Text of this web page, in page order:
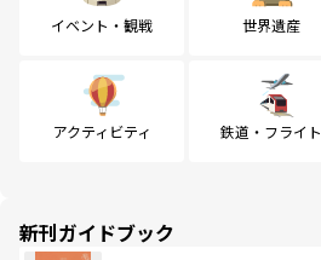
イベント・観戦 世界遺産
アクティビティ 鉄道・フライト
新刊ガイドブック